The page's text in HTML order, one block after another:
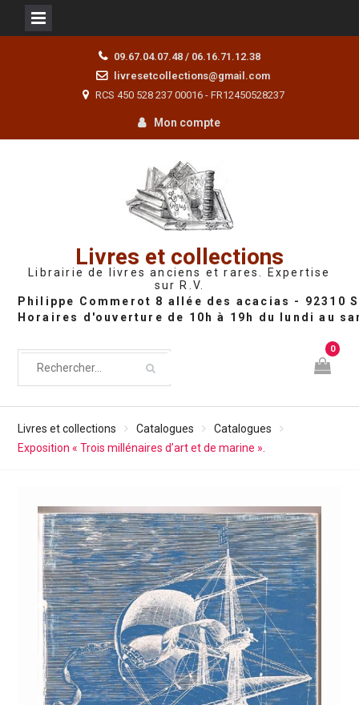
09.67.04.07.48 / 06.16.71.12.38
livresetcollections@gmail.com
RCS 450 528 237 00016 - FR12450528237
Mon compte
Livres et collections
Librairie de livres anciens et rares. Expertise
sur R.V.
0
Livres et collections Catalogues
Catalogues
Exposition « Trois millénaires d’art et de marine ».